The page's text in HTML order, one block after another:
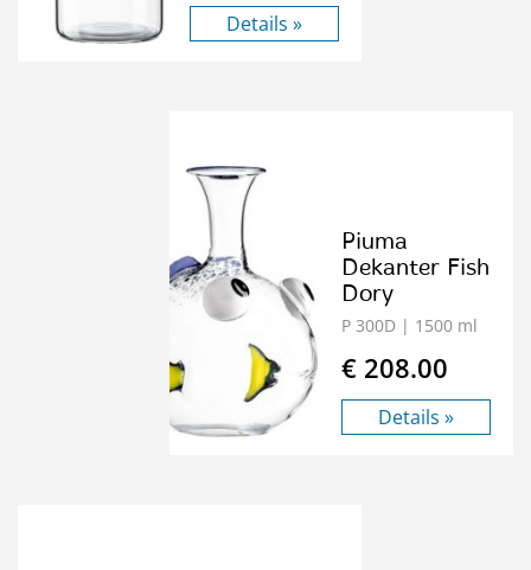
Details »
Piuma
Dekanter Fish
Dory
P 300D | 1500 ml
€ 208.00
Details »